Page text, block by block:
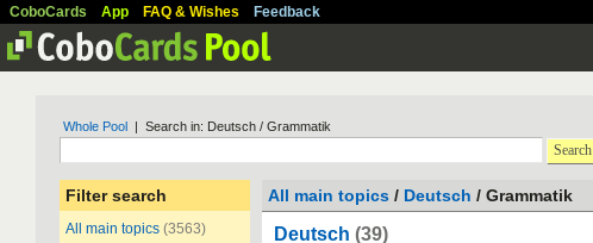
CoboCards App FAQ & Wishes Feedback
Whole Pool | Search in: Deutsch / Grammatik
Search
Filter search
All main topics (3563)
All main topics / Deutsch / Grammatik
Deutsch (39)